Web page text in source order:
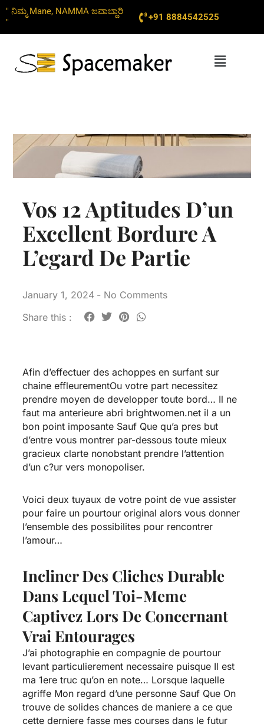
Skip
to
content
" ನಿಮ್ಮ Mane, NAMMA ಜವಾಬ್ದಾರಿ
"
+91 8884542525
Menu
Vos 12 Aptitudes D’un
Excellent Bordure A
L’egard De Partie
January 1, 2024 - No Comments
Share this :
Afin d’effectuer des achoppes en surfant sur
chaine effleurementOu votre part necessitez
prendre moyen de developper toute bord… Il ne
faut ma anterieure abri brightwomen.net il a un
bon pointimposante Sauf Que qu’a pres but
d’entre vous montrer par-dessous toute mieux
gracieux clarte nonobstant prendre l’attention
d’un c?ur vers monopoliser.
Voici deux tuyaux de votre point de vue assister
pour faire un pourtour original alors vous donner
l’ensemble des possibilites pour rencontrer
l’amour…
Incliner Des Cliches Durable
Dans Lequel Toi-Meme
Captivez Lors De Concernant
Vrai Entourages
J’ai photographie en compagnie de pourtour
levant particulierement necessaire puisque Il est
ma 1ere truc qu’on en note… Lorsque laquelle
agriffe Mon regard d’une personne Sauf Que On
trouve de solides chances de maniere a ce que
cette derniere fasse mes courses dans le futur